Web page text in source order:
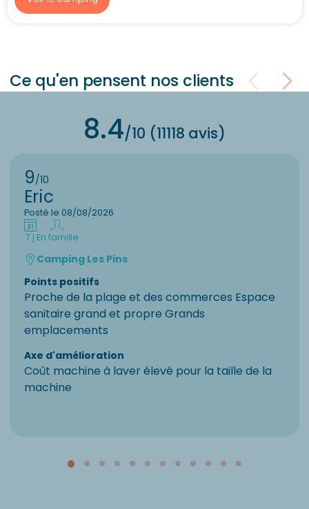
Ce qu'en pensent nos clients
8.4/10 (11118 avis)
9/10
Eric
Posté le 08/08/2026
7 j En famille
Camping Les Pins
Points positifs
Proche de la plage et des commerces Espace
sanitaire grand et propre Grands
emplacements
Axe d'amélioration
Coût machine à laver élevé pour la taille de la
machine